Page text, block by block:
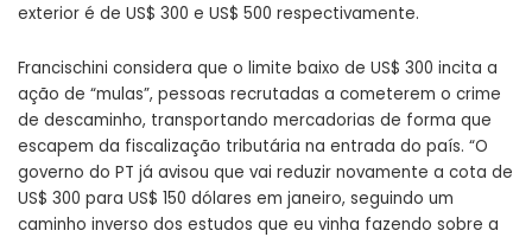
exterior é de US$ 300 e US$ 500 respectivamente.
Francischini considera que o limite baixo de US$ 300 incita a
ação de “mulas”, pessoas recrutadas a cometerem o crime
de descaminho, transportando mercadorias de forma que
escapem da fiscalização tributária na entrada do país. “O
governo do PT já avisou que vai reduzir novamente a cota de
US$ 300 para US$ 150 dólares em janeiro, seguindo um
caminho inverso dos estudos que eu vinha fazendo sobre a